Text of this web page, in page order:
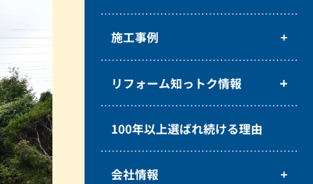
施工事例
リフォーム知っトク情報
100年以上選ばれ続ける理由
会社情報